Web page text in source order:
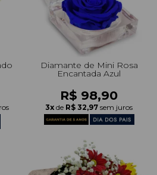
Diamante de Mini Rosa
Encantada Azul
R$ 98,90
3x de R$ 32,97 sem juros